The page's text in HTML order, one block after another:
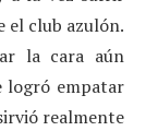
el club azulón.
la cara aún
logró empatar
realmente